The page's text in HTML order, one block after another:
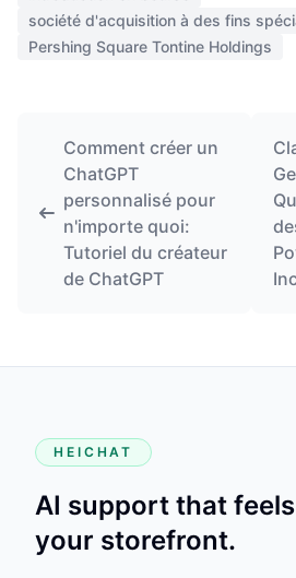
société d'acquisition à des fins
Pershing Square Tontine Holdings
Comment créer un
ChatGPT
personnalisé pour
n'importe quoi:
Tutoriel du créateur
de ChatGPT
HEICHAT
AI support that
your storefront.